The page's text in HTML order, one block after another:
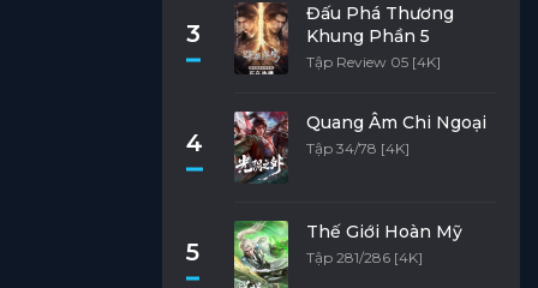
3
Đấu Phá Thương
Khung Phần 5
Tập Review 05 [4K]
4
Quang Âm Chi Ngoại
Tập 34/78 [4K]
5
Thế Giới Hoàn Mỹ
Tập 281/286 [4K]